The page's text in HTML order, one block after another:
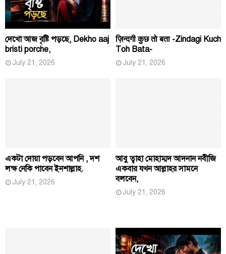
দেখো আজ বৃষ্টি পড়ছে, Dekho aaj
bristi porche,
July 21, 2026
ज़िन्दगी कुछ तो बता -Zindagi Kuch
Toh Bata-
July 21, 2026
একটা দোয়া পড়বেন আপনি , দশ
লক্ষ নেকি পাবেন ইনশাল্লাহ.
July 21, 2026
আবু ত্বাহা মোহাম্মদ আদনান নবীজি
একবার যখন আল্লাহর সামনে
বলবেন,
July 21, 2026